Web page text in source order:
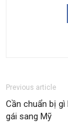
Previous article
Cần chuẩn bị gì
gái sang Mỹ